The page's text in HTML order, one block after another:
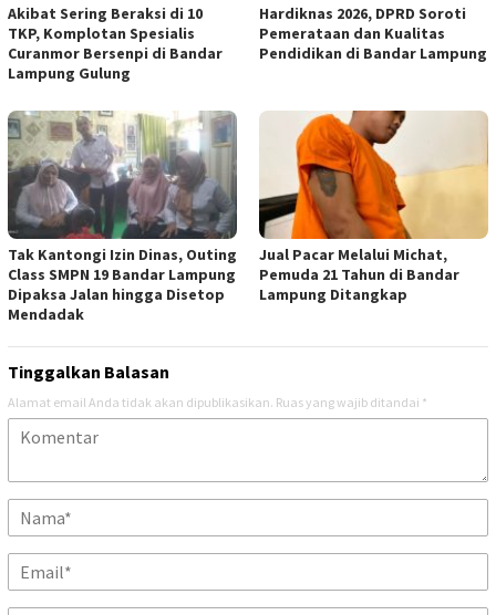
Akibat Sering Beraksi di 10
TKP, Komplotan Spesialis
Curanmor Bersenpi di Bandar
Lampung Gulung
Hardiknas 2026, DPRD Soroti
Pemerataan dan Kualitas
Pendidikan di Bandar Lampung
Tak Kantongi Izin Dinas, Outing
Class SMPN 19 Bandar Lampung
Dipaksa Jalan hingga Disetop
Mendadak
Jual Pacar Melalui Michat,
Pemuda 21 Tahun di Bandar
Lampung Ditangkap
Tinggalkan Balasan
Alamat email Anda tidak akan dipublikasikan. Ruas yang wajib ditandai *